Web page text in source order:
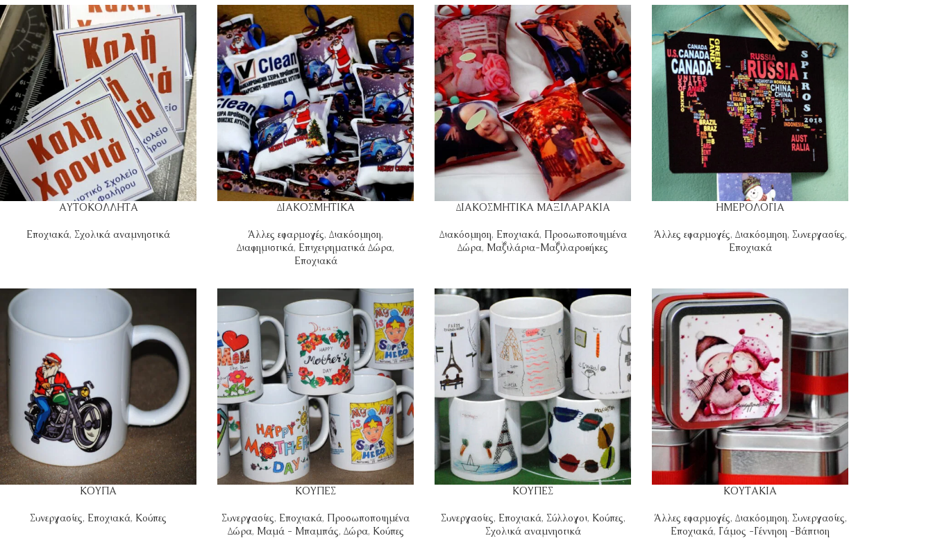
ΑΥΤΟΚΟΛΛΗΤΑ
Εποχιακά, Σχολικά αναμνηστικά
ΔΙΑΚΟΣΜΗΤΙΚΑ
Άλλες εφαρμογές, Διακόσμηση,
Διαφημιστικά, Επιχειρηματικά Δώρα,
Εποχιακά
ΔΙΑΚΟΣΜΗΤΙΚΑ ΜΑΞΙΛΑΡΑΚΙΑ
Διακόσμηση, Εποχιακά, Προσωποποιημένα
Δώρα, Μαξιλάρια-Μαξιλαροθήκες
ΗΜΕΡΟΛΟΓΙΑ
Άλλες εφαρμογές, Διακόσμηση, Συνεργασίες,
Εποχιακά
ΚΟΥΠΑ
Συνεργασίες, Εποχιακά, Κούπες
ΚΟΥΠΕΣ
Συνεργασίες, Εποχιακά, Προσωποποιημένα
Δώρα, Μαμά - Μπαμπάς, Δώρα, Κούπες
ΚΟΥΠΕΣ
Συνεργασίες, Εποχιακά, Σύλλογοι, Κούπες,
Σχολικά αναμνηστικά
ΚΟΥΤΑΚΙΑ
Άλλες εφαρμογές, Διακόσμηση, Συνεργασίες,
Εποχιακά, Γάμος -Γέννηση -Βάπτιση